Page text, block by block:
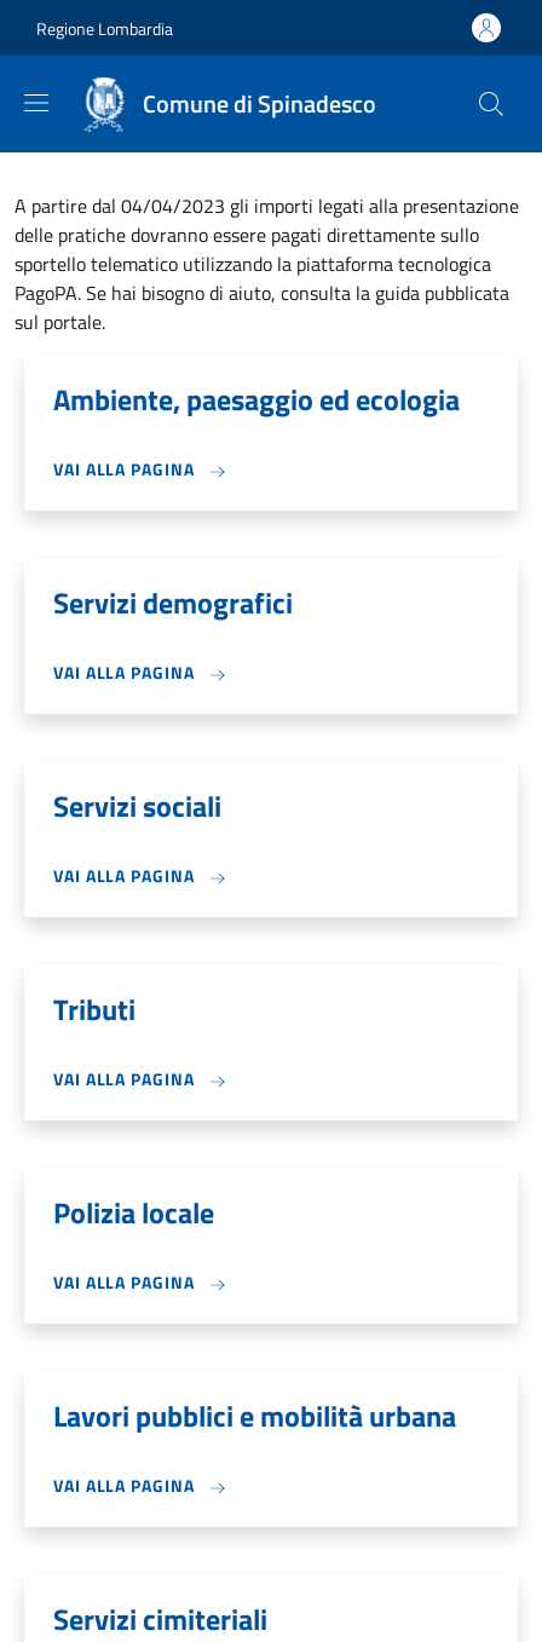
Regione Lombardia
Comune di Spinadesco
A partire dal 04/04/2023 gli importi legati alla presentazione
delle pratiche dovranno essere pagati direttamente sullo
sportello telematico utilizzando la piattaforma tecnologica
PagoPA. Se hai bisogno di aiuto, consulta la guida pubblicata
sul portale.
Ambiente, paesaggio ed ecologia
VAI ALLA PAGINA
Servizi demografici
VAI ALLA PAGINA
Servizi sociali
VAI ALLA PAGINA
Tributi
VAI ALLA PAGINA
Polizia locale
VAI ALLA PAGINA
Lavori pubblici e mobilità urbana
VAI ALLA PAGINA
Servizi cimiteriali